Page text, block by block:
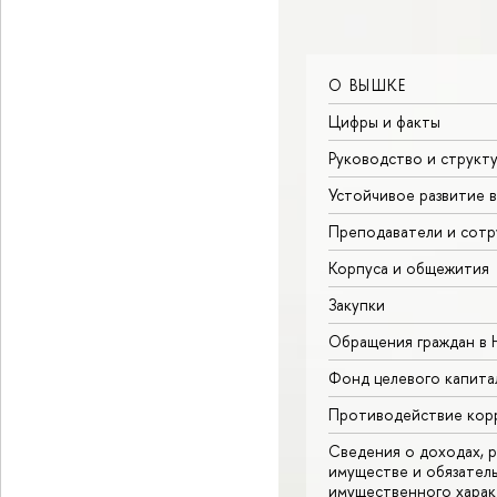
О ВЫШКЕ
Цифры и факты
Руководство и
Устойчивое
Преподаватели и
Корпуса и общежития
Закупки
Обращения граждан
Фонд целевого
Противодействие
Сведения о доходах,
имуществе и
имущественного